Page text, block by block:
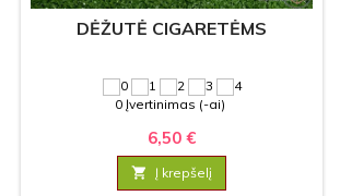
DĖŽUTĖ CIGARETĖMS
0 Įvertinimas (-ai)
6,50 €
 Į krepšelį